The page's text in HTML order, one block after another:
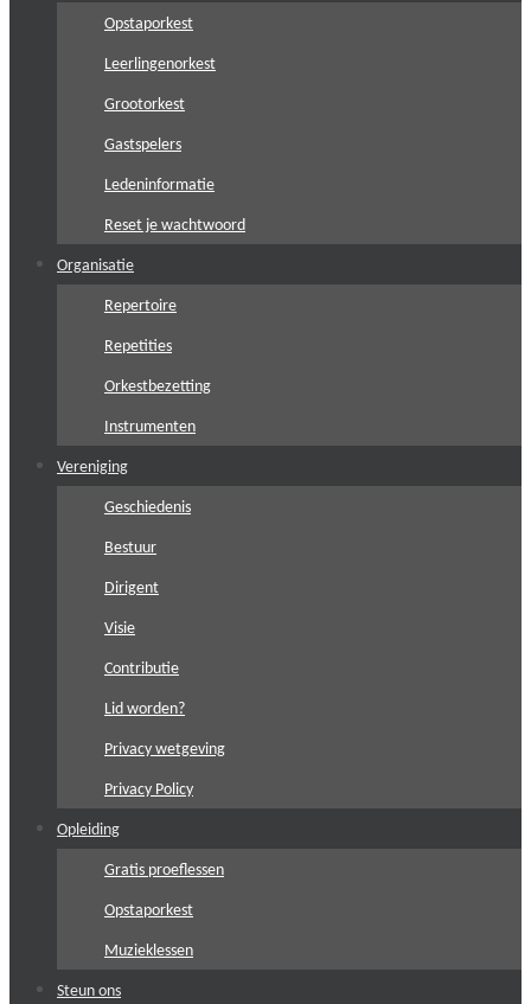
Opstaporkest
Leerlingenorkest
Grootorkest
Gastspelers
Ledeninformatie
Reset je wachtwoord
Organisatie
Repertoire
Repetities
Orkestbezetting
Instrumenten
Vereniging
Geschiedenis
Bestuur
Dirigent
Visie
Contributie
Lid worden?
Privacy wetgeving
Privacy Policy
Opleiding
Gratis proeflessen
Opstaporkest
Muzieklessen
Steun ons